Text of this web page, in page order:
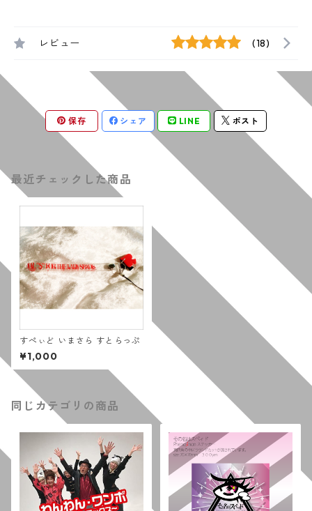
レビュー (18)
保存 シェア LINE ポスト
最近チェックした商品
すぺぃど いまさら すとらっぷ
¥1,000
同じカテゴリの商品